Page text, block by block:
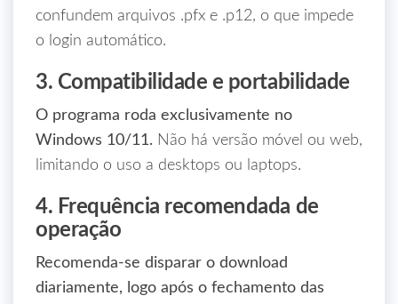
confundem arquivos .pfx e .p12, o que impede
o login automático.
3. Compatibilidade e portabilidade
O programa roda exclusivamente no
Windows 10/11. Não há versão móvel ou web,
limitando o uso a desktops ou laptops.
4. Frequência recomendada de
operação
Recomenda‑se disparar o download
diariamente, logo após o fechamento das